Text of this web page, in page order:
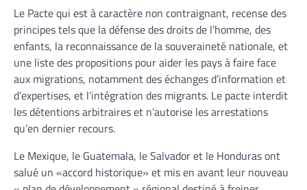
Le Pacte qui est à caractère non contraignant, recense des
principes tels que la défense des droits de l’homme, des
enfants, la reconnaissance de la souveraineté nationale, et
une liste des propositions pour aider les pays à faire face
aux migrations, notamment des échanges d’information et
d’expertises, et l’intégration des migrants. Le pacte interdit
les détentions arbitraires et n’autorise les arrestations
qu’en dernier recours.
Le Mexique, le Guatemala, le Salvador et le Honduras ont
salué un «accord historique» et mis en avant leur nouveau